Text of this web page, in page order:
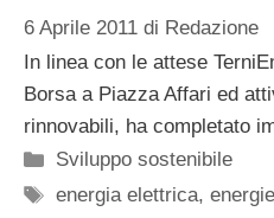
6 Aprile 2011 di Redazione
In linea con le attese
Borsa a Piazza Affari ed
rinnovabili, ha completato
Categorie
Sviluppo sostenibile
Tag
energia elettrica,